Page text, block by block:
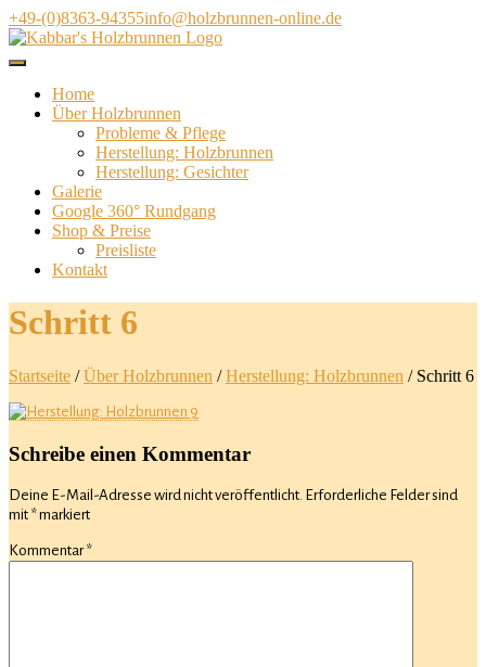
Direkt
zum
Inhalt
+49-(0)8363-94355info@holzbrunnen-online.de
Home
Über Holzbrunnen
Probleme & Pflege
Herstellung: Holzbrunnen
Herstellung: Gesichter
Galerie
Google 360° Rundgang
Shop & Preise
Preisliste
Kontakt
Schritt 6
Startseite / Über Holzbrunnen / Herstellung: Holzbrunnen / Schritt 6
Schreibe einen Kommentar
Deine E-Mail-Adresse wird nicht veröffentlicht. Erforderliche Felder sind
mit *markiert
Kommentar*